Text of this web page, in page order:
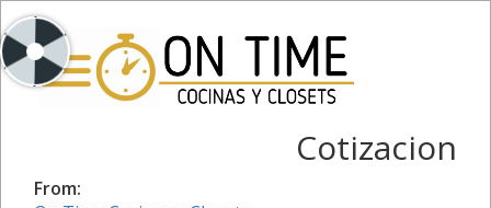
Cotizacion
From: